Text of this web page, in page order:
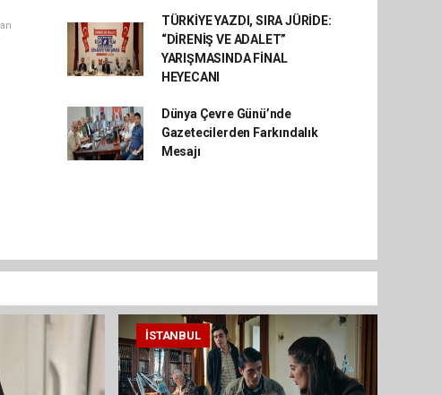
TÜRKİYE YAZDI, SIRA JÜRİDE:
“DİRENİŞ VE ADALET”
YARIŞMASINDA FİNAL
HEYECANI
Dünya Çevre Günü’nde
Gazetecilerden Farkındalık
Mesajı
İSTANBUL